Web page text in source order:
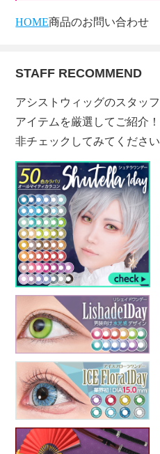
HOME商品のお問い合わせ
STAFF RECOMMEND
アシストウィッグのスタッ
アイテムを厳選してご紹介
非チェックしてみてください